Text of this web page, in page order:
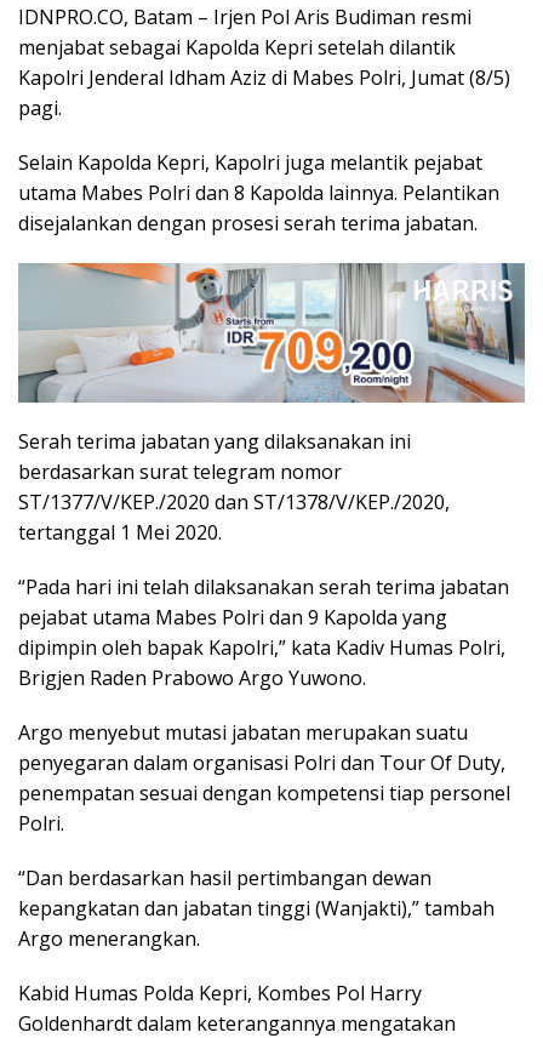
IDNPRO.CO, Batam – Irjen Pol Aris Budiman resmi
menjabat sebagai Kapolda Kepri setelah dilantik
Kapolri Jenderal Idham Aziz di Mabes Polri, Jumat (8/5)
pagi.
Selain Kapolda Kepri, Kapolri juga melantik pejabat
utama Mabes Polri dan 8 Kapolda lainnya. Pelantikan
disejalankan dengan prosesi serah terima jabatan.
Serah terima jabatan yang dilaksanakan ini
berdasarkan surat telegram nomor
ST/1377/V/KEP./2020 dan ST/1378/V/KEP./2020,
tertanggal 1 Mei 2020.
“Pada hari ini telah dilaksanakan serah terima jabatan
pejabat utama Mabes Polri dan 9 Kapolda yang
dipimpin oleh bapak Kapolri,” kata Kadiv Humas Polri,
Brigjen Raden Prabowo Argo Yuwono.
Argo menyebut mutasi jabatan merupakan suatu
penyegaran dalam organisasi Polri dan Tour Of Duty,
penempatan sesuai dengan kompetensi tiap personel
Polri.
“Dan berdasarkan hasil pertimbangan dewan
kepangkatan dan jabatan tinggi (Wanjakti),” tambah
Argo menerangkan.
Kabid Humas Polda Kepri, Kombes Pol Harry
Goldenhardt dalam keterangannya mengatakan